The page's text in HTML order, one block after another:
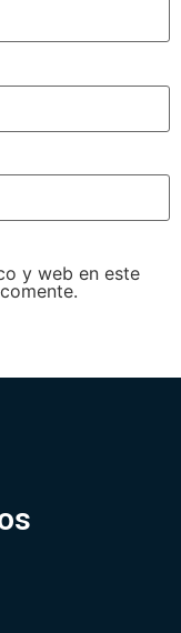
y web en este